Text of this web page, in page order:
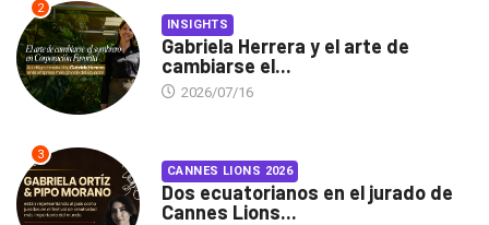
2
INSIGHTS
Gabriela Herrera y el arte de
cambiarse el...
2026/07/16
3
CANNES LIONS 2026
Dos ecuatorianos en el jurado de
Cannes Lions...